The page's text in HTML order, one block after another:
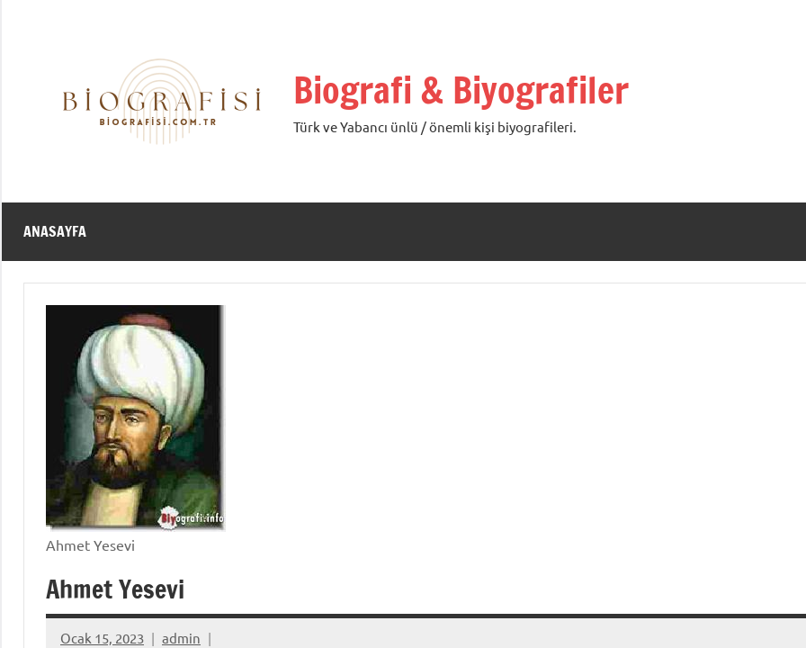
Biografi & Biyografiler
Türk ve Yabancı ünlü / önemli kişi biyografileri.
ANASAYFA
Ahmet Yesevi
Ahmet Yesevi
Ocak 15, 2023 admin